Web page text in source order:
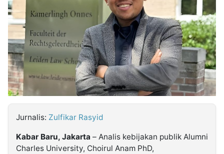
Insight
NTB
Suara
Time
Lens
IDN
Daily
Jogja
Jalan
Rakyat
Idealita
News
Kita
Notice
Dinamikapost.com
Radar
Baru
Seedbacklink
Follow
Kabarbaru
Jurnalis: Zulfikar Rasyid
Kabar Baru, Jakarta – Analis kebijakan publik Alumni
Charles University, Choirul Anam PhD,